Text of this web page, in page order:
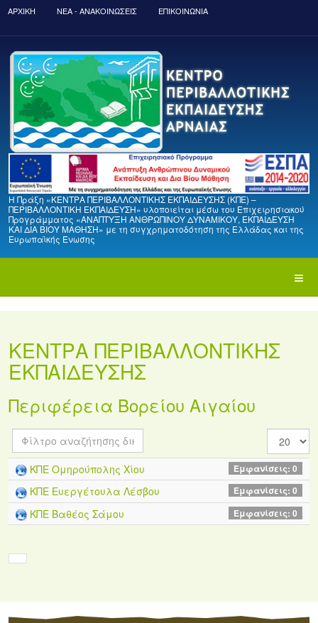
ΑΡΧΙΚΉ ΝΈΑ - ΑΝΑΚΟΙΝΏΣΕΙΣ ΕΠΙΚΟΙΝΩΝΙΑ
Η Πράξη «ΚΕΝΤΡΑ ΠΕΡΙΒΑΛΛΟΝΤΙΚΗΣ ΕΚΠΑΙΔΕΥΣΗΣ (ΚΠΕ) –
ΠΕΡΙΒΑΛΛΟΝΤΙΚΗ ΕΚΠΑΙΔΕΥΣΗ» υλοποιείται μέσω του Επιχειρησιακού
Προγράμματος «ΑΝΑΠΤΥΞΗ ΑΝΘΡΩΠΙΝΟΥ ΔΥΝΑΜΙΚΟΥ, ΕΚΠΑΙΔΕΥΣΗ
ΚΑΙ ΔΙΑ ΒΙΟΥ ΜΑΘΗΣΗ» με τη συγχρηματοδότηση της Ελλάδας και της
Ευρωπαϊκής Ένωσης
ΚΕΝΤΡΑ ΠΕΡΙΒΑΛΛΟΝΤΙΚΗΣ
ΕΚΠΑΙΔΕΥΣΗΣ
Περιφέρεια Βορείου Αιγαίου
Φίλτρο
Πεδίου
Εμφανίσεις: 0
ΚΠΕ Ομηρούπολης Χίου
Εμφανίσεις: 0
ΚΠΕ Ευεργέτουλα Λέσβου
Εμφανίσεις: 0
ΚΠΕ Βαθέος Σάμου